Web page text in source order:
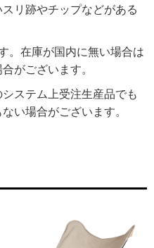
リ跡やチップなどがある
。在庫が国内に無い場合は
がございます。
ステム上受注生産品でも
い場合がございます。